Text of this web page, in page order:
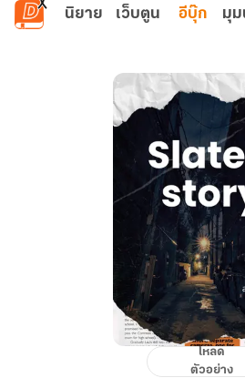
ข้ามไปยังเนื้อหาหลัก
นิยาย เว็บตูน อีบุ๊ก มุม
โหลด
ตัวอย่าง